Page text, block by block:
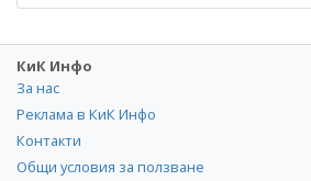
КиК Инфо
За нас
Реклама в КиК Инфо
Контакти
Общи условия за ползване